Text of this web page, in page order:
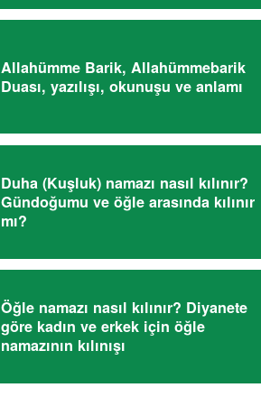
Allahümme Barik, Allahümmebarik
Duası, yazılışı, okunuşu ve anlamı
Duha (Kuşluk) namazı nasıl kılınır?
Gündoğumu ve öğle arasında kılınır
mı?
Öğle namazı nasıl kılınır? Diyanete
göre kadın ve erkek için öğle
namazının kılınışı